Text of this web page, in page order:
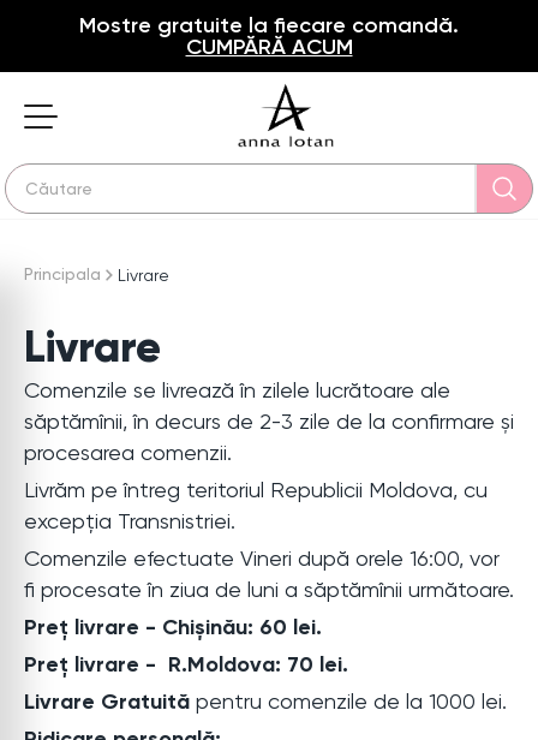
Mostre gratuite la fiecare comandă.
CUMPĂRĂ ACUM
Principala Livrare
Livrare
Comenzile se livrează în zilele lucrătoare ale
săptămînii, în decurs de 2-3 zile de la confirmare și
procesarea comenzii.
Livrăm pe întreg teritoriul Republicii Moldova, cu
excepția Transnistriei.
Comenzile efectuate Vineri după orele 16:00, vor
fi procesate în ziua de luni a săptămînii următoare.
Preț livrare - Chișinău: 60 lei.
Preț livrare - R.Moldova: 70 lei.
Livrare Gratuită pentru comenzile de la 1000 lei.